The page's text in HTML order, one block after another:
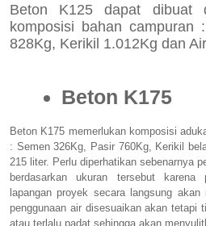
Beton K125 dapat dibuat
komposisi bahan campuran
828Kg, Kerikil 1.012Kg dan
Beton K175
Beton K175 memerlukan komposisi
: Semen 326Kg, Pasir 760Kg, Kerikil
215 liter. Perlu diperhatikan sebenarnya
berdasarkan ukuran tersebut
lapangan proyek secara langsung
penggunaan air disesuaikan akan tetapi
atau terlalu padat sehingga akan